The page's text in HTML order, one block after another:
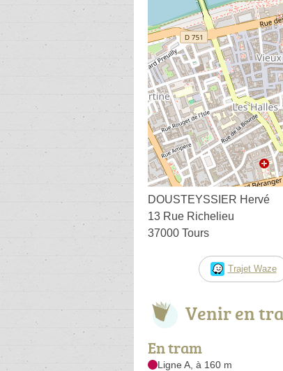
DOUSTEYSSIER Hervé
13 Rue Richelieu
37000 Tours
Trajet Waze
Venir en
En tram
Ligne A, à 160 m